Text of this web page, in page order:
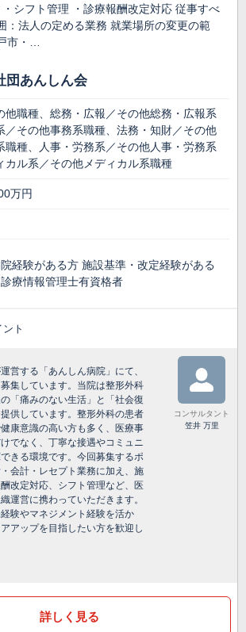
シフト管理 ・診療報酬改定対応 従事すべ
：法人の定める業務 就業場所の変更の範
市・…
団あんしん会
他職種、総務・広報／その他総務・広報系
／その他事務系職種、法務・知財／その他
職種、人事・労務系／その他人事・労務系
カル系／その他メディカル系職種
万円
経験がある方 施設基準・改定経験がある
療情報管理士有資格者
ト
営する「あんしん病院」にて、
集しています。当院は整形外科
「痛みのない生活」と「社会復
供しています。整形外科の患者
康意識の高い方も多く、医療事
でなく、丁寧な接遇やコミュニ
きる環境です。今回募集するポ
会計・レセプト業務に加え、施
改定対応、シフト管理など、医
運営に携わっていただきます。
験やマネジメント経験を活か
アップを目指したい方を歓迎し
コンサルタント
笠井 万里
詳しく見る